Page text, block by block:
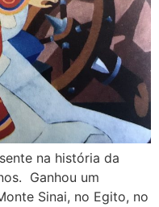
na história da
Ganhou um
Sinai, no Egito, no